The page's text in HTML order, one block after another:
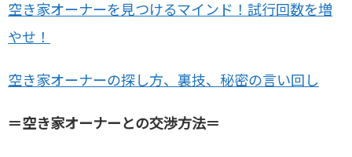
空き家オーナーを見つけるマインド！試行回数を増
やせ！
空き家オーナーの探し方、裏技、秘密の言い回し
＝空き家オーナーとの交渉方法＝